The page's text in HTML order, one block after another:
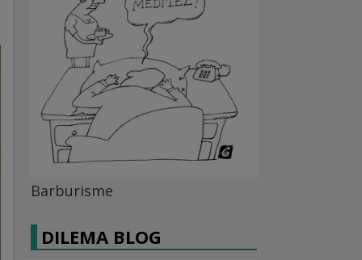
Barburisme
DILEMA BLOG